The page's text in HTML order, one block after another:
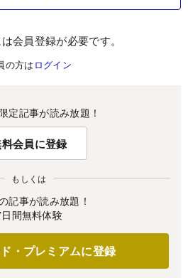
会員登録が必要です。
の方は ログイン
定記事が読み放題！
会員に登録
もしくは
記事が読み放題！
間無料体験
・プレミアムに登録